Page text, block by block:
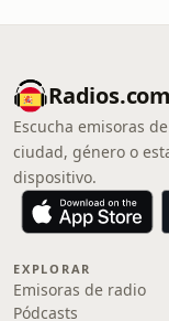
Escucha emisoras
ciudad, género o
dispositivo.
EXPLORAR
Emisoras de radio
Pódcasts